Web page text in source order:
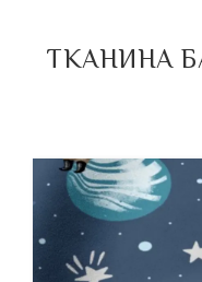
ТКАНИНА